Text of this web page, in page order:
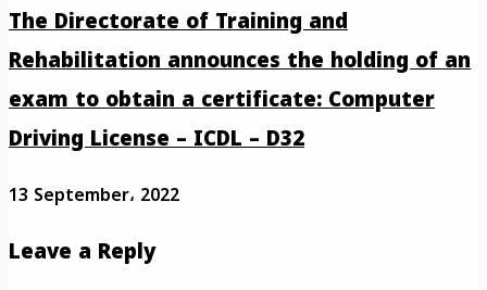
The Directorate of Training and
Rehabilitation announces the holding of an
exam to obtain a certificate: Computer
Driving License – ICDL – D32
13 September، 2022
Leave a Reply